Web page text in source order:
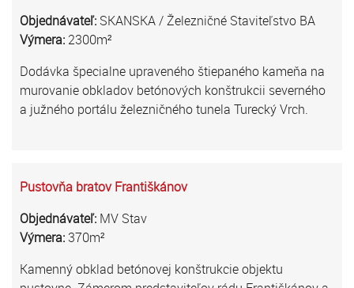
Objednávateľ: SKANSKA / Železničné Staviteľstvo BA
Výmera: 2300m²
Dodávka špecialne upraveného štiepaného kameňa na
murovanie obkladov betónových konštrukcii severného
a južného portálu železničného tunela Turecký Vrch.
Pustovňa bratov Františkánov
Objednávateľ: MV Stav
Výmera: 370m²
Kamenný obklad betónovej konštrukcie objektu